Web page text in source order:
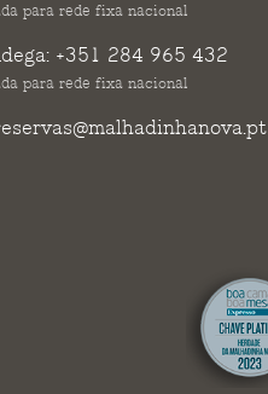
para rede fixa nacional
+351 284 965 432
para rede fixa nacional